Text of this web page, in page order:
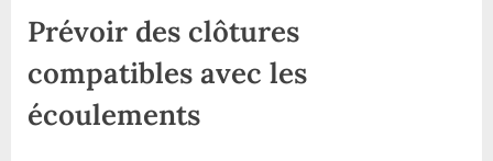
Prévoir des clôtures
compatibles avec les
écoulements